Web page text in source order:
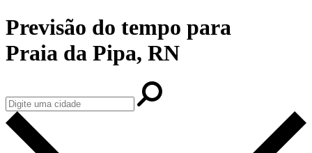
Previsão do tempo para
Praia da Pipa, RN